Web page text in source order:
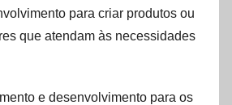
para criar produtos ou
que atendam às necessidades
e desenvolvimento para os